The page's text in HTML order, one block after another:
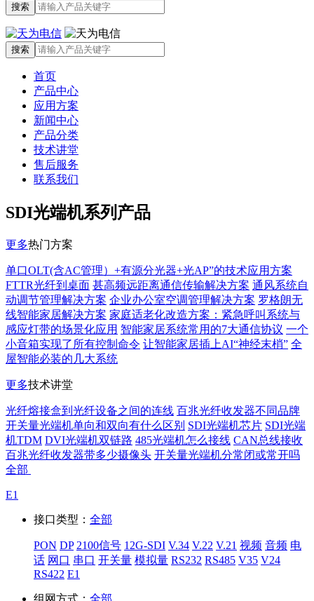
首页
产品中心
应用方案
新闻中心
产品分类
技术讲堂
售后服务
联系我们
SDI光端机系列产品
更多热门方案
单口OLT(含AC管理）+有源分光器+光AP”的技术应用方案
FTTR光纤到桌面 甚高频远距离通信传输解决方案 通风系统自
动调节管理解决方案 企业办公室空调管理解决方案 罗格朗无
线智能家居解决方案 家庭适老化改造方案：紧急呼叫系统与
感应灯带的场景化应用 智能家居系统常用的7大通信协议 一个
小音箱实现了所有控制命令 让智能家居插上AI“神经末梢” 全
屋智能必装的几大系统
更多技术讲堂
光纤熔接盒到光纤设备之间的连线 百兆光纤收发器不同品牌
开关量光端机单向和双向有什么区别 SDI光端机芯片 SDI光端
机TDM DVI光端机双链路 485光端机怎么接线 CAN总线接收
百兆光纤收发器带多少摄像头 开关量光端机分常闭或常开吗
全部
E1
接口类型： 全部
PON DP 2100信号 12G-SDI V.34 V.22 V.21 视频 音频 电
话 网口 串口 开关量 模拟量 RS232 RS485 V35 V24
RS422 E1
组网方式： 全部